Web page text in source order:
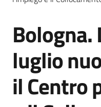
contatti
Avvisi
Menu selezionato
Atti
amministrativi
Salta al contenuto
Bologna.
luglio
il Centro